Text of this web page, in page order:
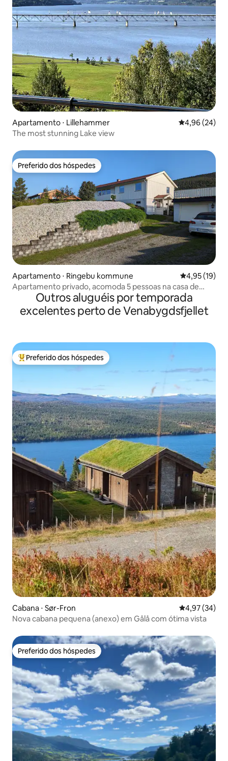
Apartamento ⋅ Lillehammer 4,96 de uma
4,96 (24)
The most stunning Lake view
Preferido dos hóspedes
Preferido dos hóspedes
Apartamento ⋅ Ringebu kommune 4,95 de uma
4,95 (19)
Apartamento privado, acomoda 5 pessoas na casa de
Margit em Ringebu
Outros aluguéis por temporada
excelentes perto de Venabygdsfjellet
Entre os melhores preferidos dos hóspedes
Preferido dos hóspedes
Cabana ⋅ Sør-Fron 4,97 de uma
4,97 (34)
Nova cabana pequena (anexo) em Gålå com ótima vista
Preferido dos hóspedes
Preferido dos hóspedes